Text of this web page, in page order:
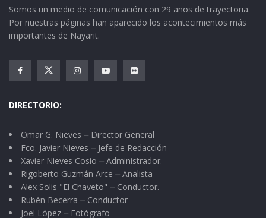
Somos un medio de comunicación con 29 años de trayectoria.
Por nuestras páginas han aparecido los acontecimientos más
importantes de Nayarit.
DIRECTORIO:
Omar G. Nieves ⏤ Director General
Fco. Javier Nieves ⏤ Jefe de Redacción
Xavier Nieves Cosio ⏤ Administrador.
Rigoberto Guzmán Arce ⏤ Analista
Alex Solis "El Chaveto" ⏤ Conductor.
Rubén Becerra ⏤ Conductor
Joel López ⏤ Fotógrafo